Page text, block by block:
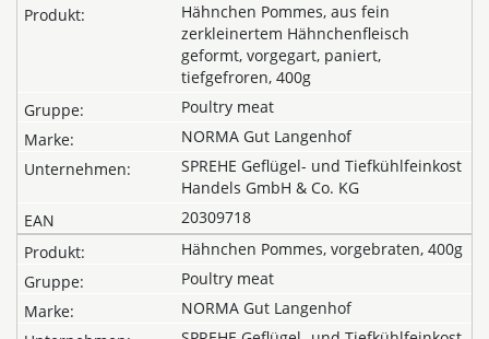
Hähnchen Pommes, aus fein
zerkleinertem Hähnchenfleisch
geformt, vorgegart, paniert,
tiefgefroren, 400g
Poultry meat
NORMA Gut Langenhof
SPREHE Geflügel- und Tiefkühlfeinkost
Handels GmbH & Co. KG
20309718
Hähnchen Pommes, vorgebraten, 400g
Poultry meat
NORMA Gut Langenhof